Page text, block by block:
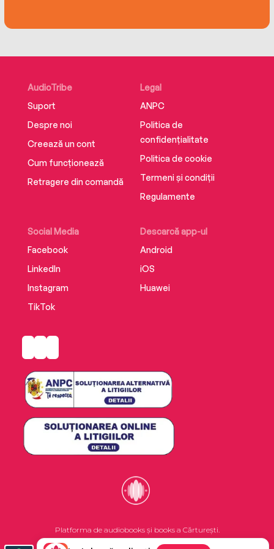
them.
It seems hopeless.
Utterly impossible.
And yet…
AudioTribe
Suport
Despre noi
Creează un cont
Cum funcționează
Retragere din comandă
Social Media
Facebook
LinkedIn
Instagram
TikTok
Descarcă app-ul
Android
iOS
Huawei
Legal
ANPC
Politica de
confidențialitate
Politica de cookie
Termeni și condiții
Regulamente
Platforma de audiobooks și books a Cărturești.